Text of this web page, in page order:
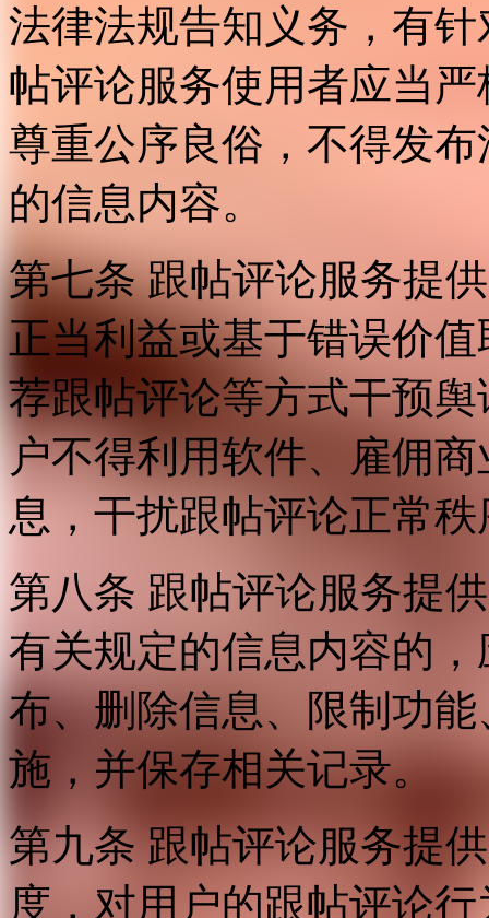
法律法规告知义务，有
帖评论服务使用者应当
尊重公序良俗，不得发
的信息内容。
第七条 跟帖评论服务提
正当利益或基于错误价
荐跟帖评论等方式干预
户不得利用软件、雇佣
息，干扰跟帖评论正常
第八条 跟帖评论服务提
有关规定的信息内容的
布、删除信息、限制功
施，并保存相关记录。
第九条 跟帖评论服务提
度，对用户的跟帖评论